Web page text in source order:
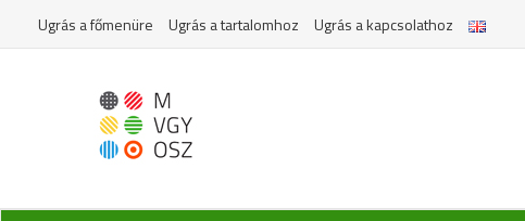
Ugrás a főmenüre Ugrás a tartalomhoz Ugrás a kapcsolathoz